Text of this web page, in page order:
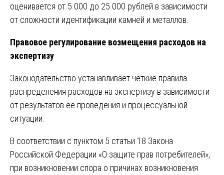
оценивается от 5 000 до 25 000 рублей в зависимости
от сложности идентификации камней и металлов.
Правовое регулирование возмещения расходов на
экспертизу
Законодательство устанавливает четкие правила
распределения расходов на экспертизу в зависимости
от результатов ее проведения и процессуальной
ситуации.
В соответствии с пунктом 5 статьи 18 Закона
Российской Федерации «О защите прав потребителей»,
при возникновении спора о причинах возникновения